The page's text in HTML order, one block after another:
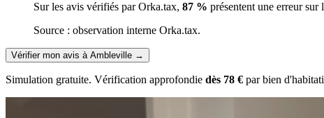
Sur les avis vérifiés par Orka.tax, 87 % présentent une erreur
Source : observation interne Orka.tax.
Vérifier mon avis à Ambleville →
Simulation gratuite. Vérification approfondie dès 78 € par bien